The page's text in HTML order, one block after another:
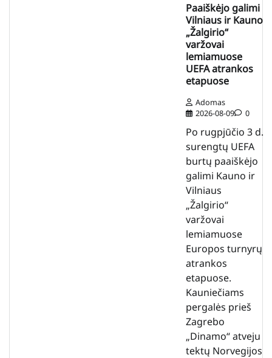
Paaiškėjo galimi
Vilniaus ir Kauno
„Žalgirio“
varžovai
lemiamuose
UEFA atrankos
etapuose
Adomas
2026-08-09
0
Po rugpjūčio 3 d.
surengtų UEFA
burtų paaiškėjo
galimi Kauno ir
Vilniaus
„Žalgirio“
varžovai
lemiamuose
Europos turnyrų
atrankos
etapuose.
Kauniečiams
pergalės prieš
Zagrebo
„Dinamo“ atveju
tektų Norvegijos